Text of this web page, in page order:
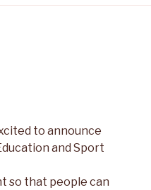
to announce
and Sport
so that people can